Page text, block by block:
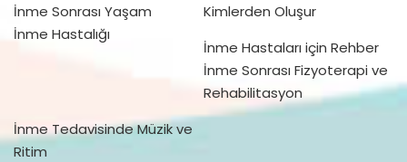
İnme Sonrası Yaşam
İnme Hastalığı
Kimlerden Oluşur
İnme Hastaları için Rehber
İnme Sonrası Fizyoterapi ve
Rehabilitasyon
İnme Tedavisinde Müzik ve
Ritim